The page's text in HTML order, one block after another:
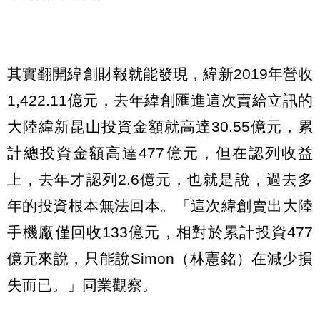
其實翻開緯創財報就能發現，緯新2019年營收
1,422.11億元，去年緯創匯進這次賣給立訊的
大陸緯新昆山投資金額就高達30.55億元，累
計總投資金額高達477億元，但在認列收益
上，去年才認列2.6億元，也就是說，過去多
年的投資根本無法回本。「這次緯創賣出大陸
手機廠僅回收133億元，相對於累計投資477
億元來說，只能說Simon（林憲銘）在減少損
失而已。」同業觀察。